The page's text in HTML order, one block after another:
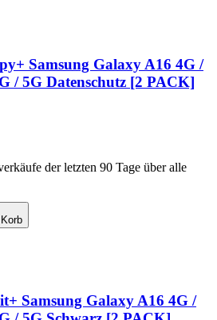
Samsung Galaxy A16 4G /
/ 5G Datenschutz [2 PACK]
der letzten 90 Tage über alle
Samsung Galaxy A16 4G /